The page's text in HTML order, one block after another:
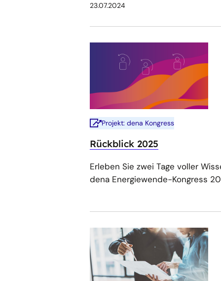
23.07.2024
Projekt: dena Kongress
Rückblick 2025
Erleben Sie zwei Tage voller
dena Energiewende-Kongress